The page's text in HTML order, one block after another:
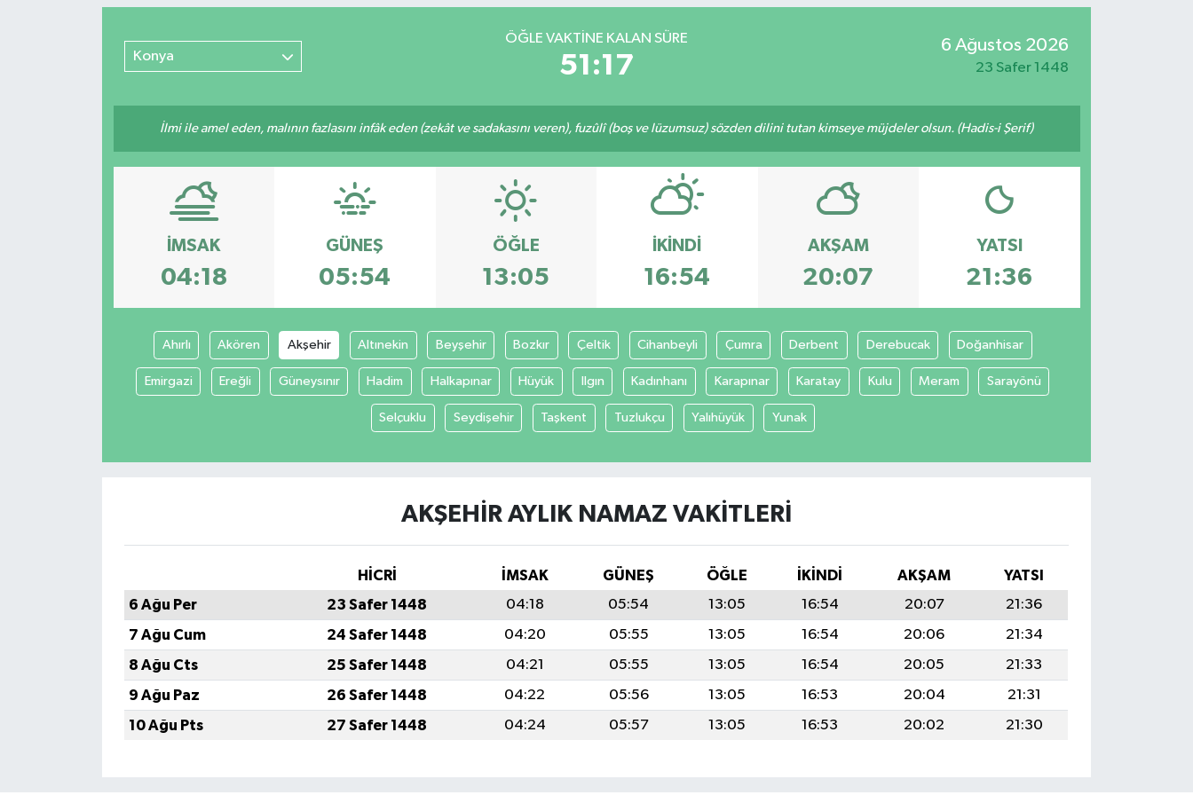
Konya
ÖĞLE VAKTİNE KALAN SÜRE
51:17
6 Ağustos 2026
23 Safer 1448
İlmi ile amel eden, malının fazlasını infâk eden (zekât ve sadakasını veren), fuzûlî (boş ve lüzumsuz) sözden dilini tutan kimseye müjdeler olsun. (Hadis-i Şerif)
İMSAK
04:18
GÜNEŞ
05:54
ÖĞLE
13:05
İKINDI
16:54
AKŞAM
20:07
YATSI
21:36
Ahırlı Akören Akşehir Altınekin Beyşehir Bozkır Çeltik Cihanbeyli Çumra Derbent Derebucak Doğanhisar
Emirgazi Ereğli Güneysınır Hadim Halkapınar Hüyük Ilgın Kadınhanı Karapınar Karatay Kulu Meram Sarayönü
Selçuklu Seydişehir Taşkent Tuzlukçu Yalıhüyük Yunak
AKŞEHIR AYLIK NAMAZ VAKITLERI
HİCRİ İMSAK GÜNEŞ ÖĞLE İKINDI AKŞAM
YATSI
6 Ağu Per
23 Safer 1448 04:18 05:54 13:05 16:54 20:07
21:36
7 Ağu Cum
24 Safer 1448 04:20 05:55 13:05 16:54 20:06
21:34
8 Ağu Cts
25 Safer 1448 04:21 05:55 13:05 16:54 20:05
21:33
9 Ağu Paz
26 Safer 1448 04:22 05:56 13:05 16:53 20:04
21:31
10 Ağu Pts
27 Safer 1448 04:24 05:57 13:05 16:53 20:02 21:30
Kültür & Sanat